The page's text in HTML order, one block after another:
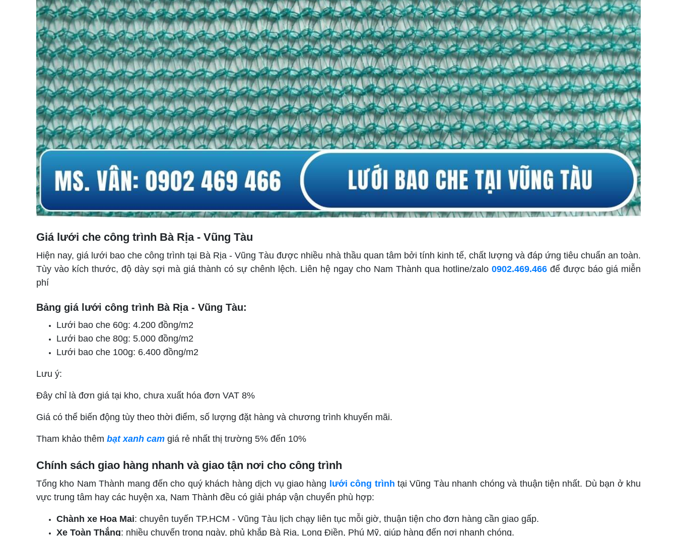
Giá lưới che công trình Bà Rịa - Vũng Tàu
Hiện nay, giá lưới bao che công trình tại Bà Rịa - Vũng Tàu được nhiều nhà thầu quan tâm bởi tính kinh tế, chất lượng và đáp ứng tiêu chuẩn an toàn.
Tùy vào kích thước, độ dày sợi mà giá thành có sự chênh lệch. Liên hệ ngay cho Nam Thành qua hotline/zalo 0902.469.466 để được báo giá miễn
phí
Bảng giá lưới công trình Bà Rịa - Vũng Tàu:
Lưới bao che 60g: 4.200 đồng/m2
Lưới bao che 80g: 5.000 đồng/m2
Lưới bao che 100g: 6.400 đồng/m2
Lưu ý:
Đây chỉ là đơn giá tại kho, chưa xuất hóa đơn VAT 8%
Giá có thể biến động tùy theo thời điểm, số lượng đặt hàng và chương trình khuyến mãi.
Tham khảo thêm bạt xanh cam giá rẻ nhất thị trường 5% đến 10%
Chính sách giao hàng nhanh và giao tận nơi cho công trình
Tổng kho Nam Thành mang đến cho quý khách hàng dịch vụ giao hàng lưới công trình tại Vũng Tàu nhanh chóng và thuận tiện nhất. Dù bạn ở khu
vực trung tâm hay các huyện xa, Nam Thành đều có giải pháp vận chuyển phù hợp:
Chành xe Hoa Mai: chuyên tuyến TP.HCM - Vũng Tàu lịch chạy liên tục mỗi giờ, thuận tiện cho đơn hàng cần giao gấp.
Xe Toàn Thắng: nhiều chuyến trong ngày, phủ khắp Bà Rịa, Long Điền, Phú Mỹ, giúp hàng đến nơi nhanh chóng.